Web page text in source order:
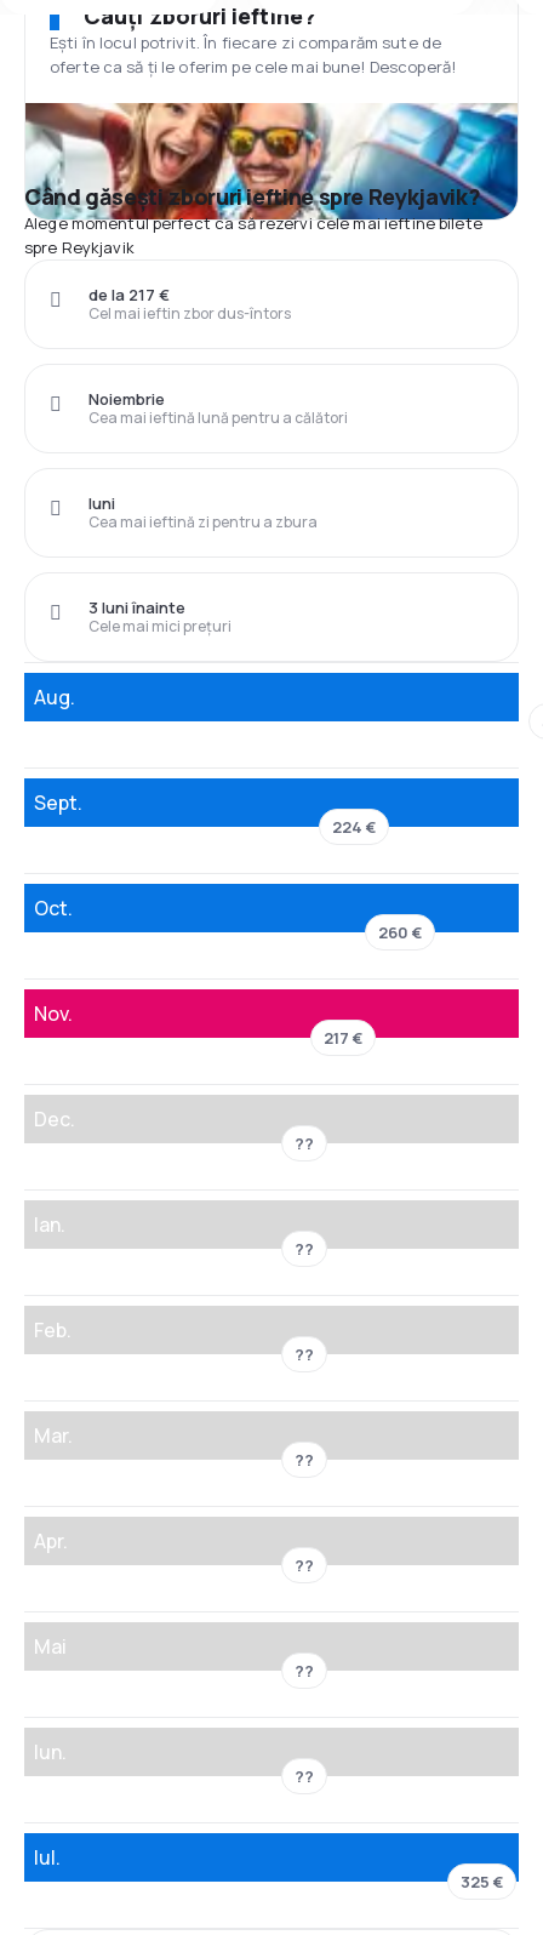
Cauți zboruri ieftine?
Ești în locul potrivit. În fiecare zi comparăm sute de
oferte ca să ți le oferim pe cele mai bune! Descoperă!
Când găsești zboruri ieftine spre Reykjavik?
Alege momentul perfect ca să rezervi cele mai ieftine bilete
spre Reykjavik
Cel mai ieftin zbor dus-întors
de la 217 €
Cea mai ieftină lună pentru a călători
Noiembrie
Cea mai ieftină zi pentru a zbura
luni
Cele mai mici prețuri
3 luni înainte
Aug.
Sept.
224 €
Oct.
260 €
Nov.
217 €
Dec.
??
Ian.
??
Feb.
??
Mar.
??
Apr.
??
Mai
??
Iun.
??
Iul.
325 €